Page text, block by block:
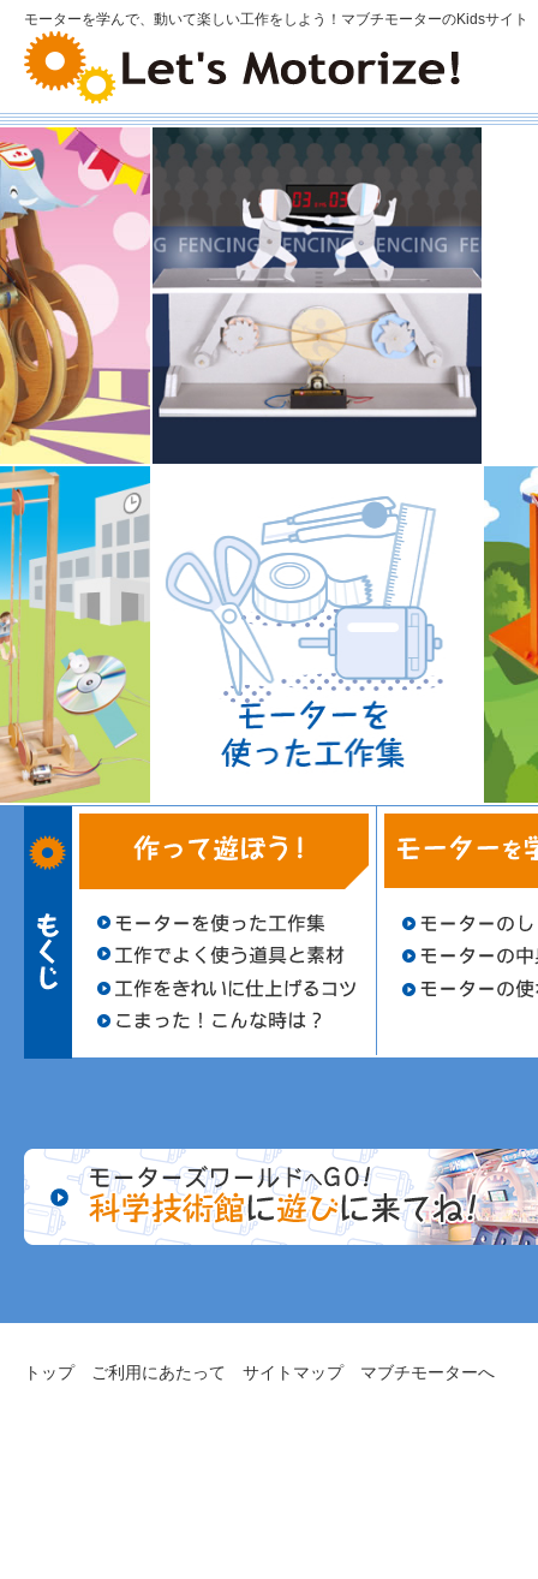
モーターを学んで、動いて楽しい工作をしよう！マブチモーターのKidsサイト
トップ ご利用にあたって サイトマップ マブチモーターへ